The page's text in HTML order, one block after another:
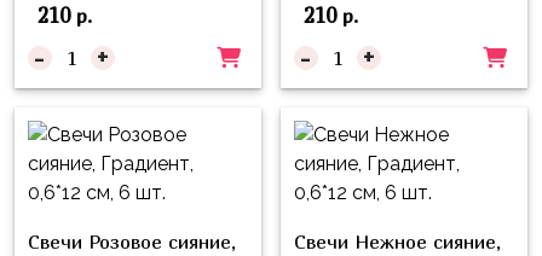
210р.
- +
210р.
- +
Свечи Розовое сияние,
Свечи Нежное сияние,
Морская
Звёздные
Уэнсдэй
Трансформеры